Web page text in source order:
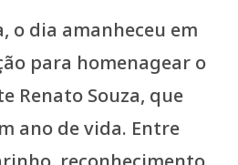
o dia amanheceu em
para homenagear o
Renato Souza, que
ano de vida. Entre